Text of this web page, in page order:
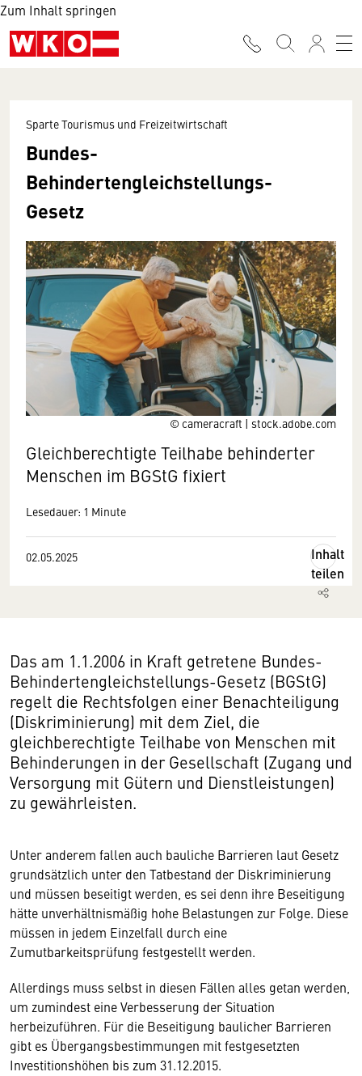
Zum Inhalt springen
© cameracraft | stock.adobe.com
Sparte Tourismus und Freizeitwirtschaft
Bundes-
Behindertengleichstellungs-
Gesetz
Gleichberechtigte Teilhabe behinderter
Menschen im BGStG fixiert
Lesedauer: 1 Minute
02.05.2025
Inhalt
teilen
Das am 1.1.2006 in Kraft getretene Bundes-
Behindertengleichstellungs-Gesetz (BGStG)
regelt die Rechtsfolgen einer Benachteiligung
(Diskriminierung) mit dem Ziel, die
gleichberechtigte Teilhabe von Menschen mit
Behinderungen in der Gesellschaft (Zugang und
Versorgung mit Gütern und Dienstleistungen)
zu gewährleisten.
Unter anderem fallen auch bauliche Barrieren laut Gesetz
grundsätzlich unter den Tatbestand der Diskriminierung
und müssen beseitigt werden, es sei denn ihre Beseitigung
hätte unverhältnismäßig hohe Belastungen zur Folge. Diese
müssen in jedem Einzelfall durch eine
Zumutbarkeitsprüfung festgestellt werden.
Allerdings muss selbst in diesen Fällen alles getan werden,
um zumindest eine Verbesserung der Situation
herbeizuführen. Für die Beseitigung baulicher Barrieren
gibt es Übergangsbestimmungen mit festgesetzten
Investitionshöhen bis zum 31.12.2015.